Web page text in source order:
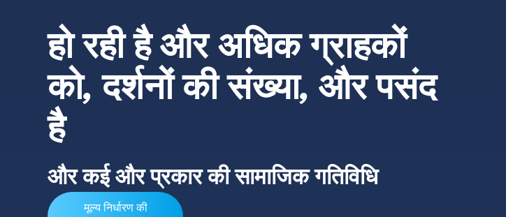
हो रही है और अधिक ग्राहकों
को, दर्शनों की संख्या, और पसंद
है
और कई और प्रकार की सामाजिक गतिविधि
मूल्य निर्धारण की